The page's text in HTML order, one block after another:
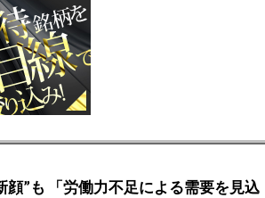
”も 「労働力不足による需要を見込